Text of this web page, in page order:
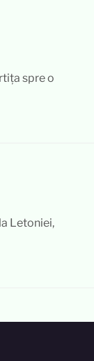
spre o
Letoniei,